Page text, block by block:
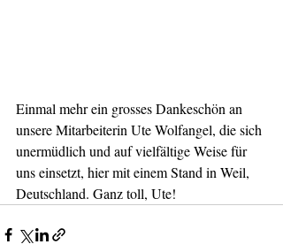
Einmal mehr ein grosses Dankeschön an
unsere Mitarbeiterin Ute Wolfangel, die sich
unermüdlich und auf vielfältige Weise für
uns einsetzt, hier mit einem Stand in Weil,
Deutschland. Ganz toll, Ute!